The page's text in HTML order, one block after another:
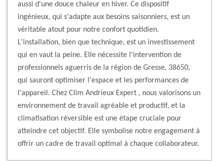
aussi d'une douce chaleur en hiver. Ce dispositif
ingénieux, qui s'adapte aux besoins saisonniers, est un
véritable atout pour notre confort quotidien.
L'installation, bien que technique, est un investissement
qui en vaut la peine. Elle nécessite l'intervention de
professionnels aguerris de la région de Gresse, 38650,
qui sauront optimiser l'espace et les performances de
l'appareil. Chez Clim Andrieux Expert , nous valorisons un
environnement de travail agréable et productif, et la
climatisation réversible est une étape cruciale pour
atteindre cet objectif. Elle symbolise notre engagement à
offrir un cadre de travail optimal à chaque collaborateur.